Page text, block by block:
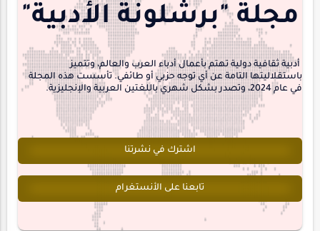
هايكو
interview
مجلة "برشلونة الأدبية"
أدبية ثقافية دولية تهتم بأعمال أدباء العرب والعالم، وتتميز
باستقلاليتها التامة عن أي توجه حزبي أو طائفي. تأسست هذه المجلة
في عام 2024، وتصدر بشكل شهري باللغتين العربية والإنجليزية.
اشترك في نشرتنا
تابعنا على الأنستغرام